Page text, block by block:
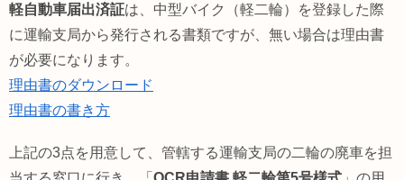
軽自動車届出済証は、中型バイク（軽二輪）を登録した際
に運輸支局から発行される書類ですが、無い場合は理由書
が必要になります。
理由書のダウンロード
理由書の書き方
上記の3点を用意して、管轄する運輸支局の二輪の廃車を担